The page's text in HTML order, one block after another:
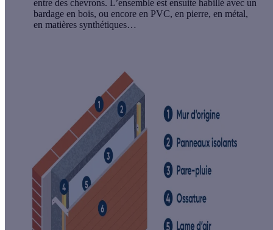
entre des chevrons. L’ensemble est ensuite habillé avec un
bardage en bois, ou encore en PVC, en pierre, en métal,
en matières synthétiques…